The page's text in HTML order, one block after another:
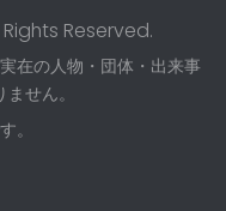
Reserved.
在の人物・団体・出来事
せん。
。